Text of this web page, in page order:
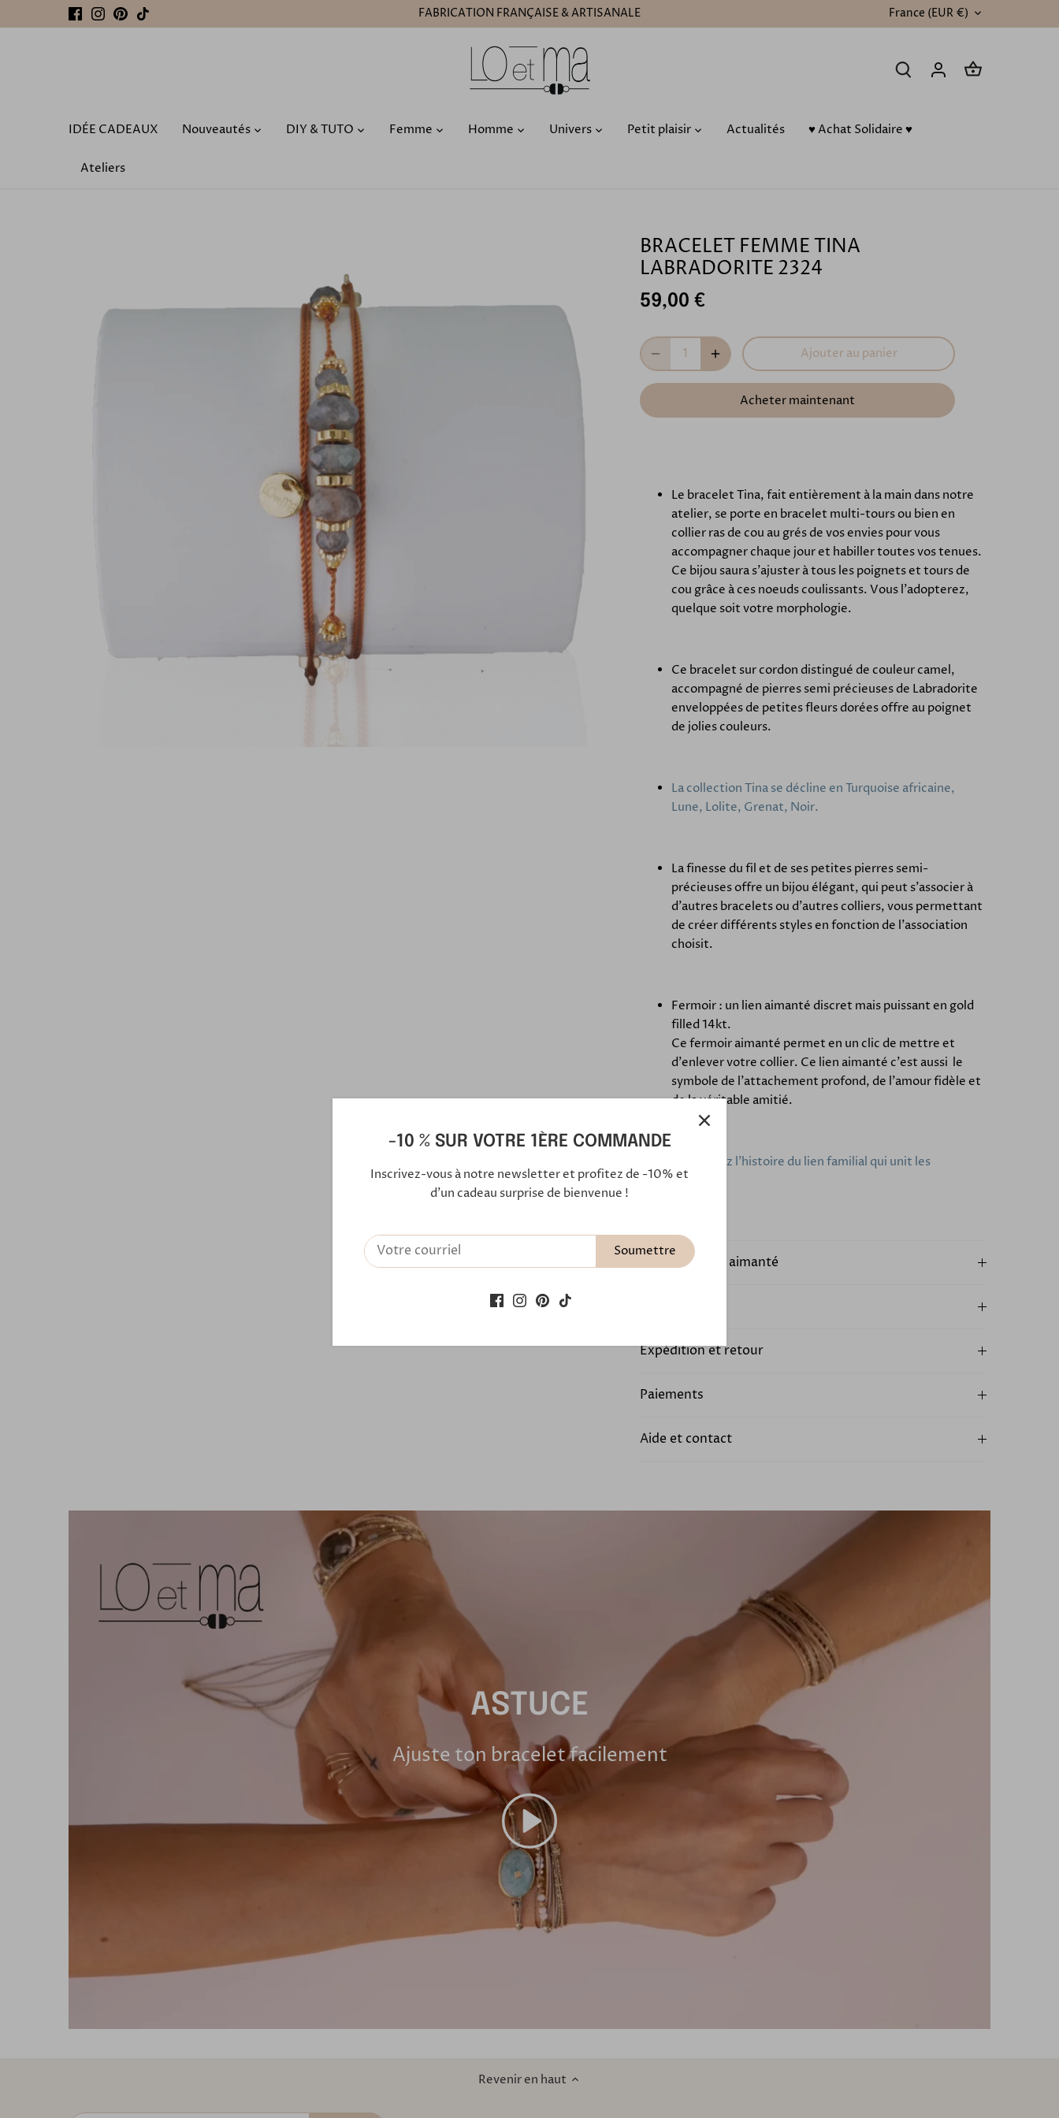
au
FABRICATION FRANÇAISE & ARTISANALE DEVISE
France (EUR €)
IDÉE CADEAUX Nouveautés DIY & TUTO Femme Homme Univers Petit plaisir Actualités ♥️ Achat Solidaire ♥️
Ateliers
BRACELET FEMME TINA
LABRADORITE 2324
59,00 €
Ajouter au panier
Acheter maintenant
Le bracelet Tina, fait entièrement à la main dans notre
atelier, se porte en bracelet multi-tours ou bien en
collier ras de cou au grés de vos envies pour vous
accompagner chaque jour et habiller toutes vos tenues.
Ce bijou saura s'ajuster à tous les poignets et tours de
cou grâce à ces noeuds coulissants. Vous l'adopterez,
quelque soit votre morphologie.
Ce bracelet sur cordon distingué de couleur camel,
accompagné de pierres semi précieuses de Labradorite
enveloppées de petites fleurs dorées offre au poignet
de jolies couleurs.
La collection Tina se décline en Turquoise africaine,
Lune, Lolite, Grenat, Noir.
La finesse du fil et de ses petites pierres semi-
précieuses offre un bijou élégant, qui peut s'associer à
d'autres bracelets ou d'autres colliers, vous permettant
de créer différents styles en fonction de l'association
choisit.
Fermoir : un lien aimanté discret mais puissant en gold
filled 14kt.
Ce fermoir aimanté permet en un clic de mettre et
d'enlever votre collier. Ce lien aimanté c'est aussi le
symbole de l'attachement profond, de l'amour fidèle et
de la véritable amitié.
Découvrez l'histoire du lien familial qui unit les
créateurs
Notre fermoir aimanté
Expédition et retour
Paiements
Aide et contact
ASTUCE
Ajuste ton bracelet facilement
Revenir en haut
-10 % SUR VOTRE 1ÈRE COMMANDE
Inscrivez-vous à notre newsletter et profitez de -10% et
d'un cadeau surprise de bienvenue !
Soumettre